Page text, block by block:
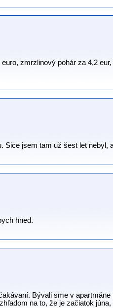
zmrzlinový pohár za 4,2
Sice jsem tam už šest let nebyl,
hned.
Bývali sme v
na to, že je začiatok